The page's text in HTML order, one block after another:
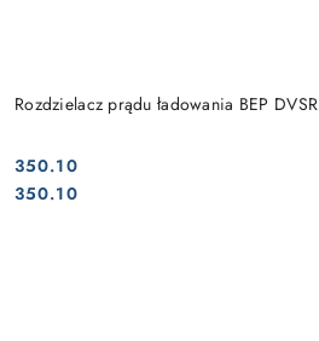
Rozdzielacz prądu ładowania BEP DVSR
Cena:
350.10
Cena:
350.10